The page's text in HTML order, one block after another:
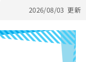
2026/08/03 更新